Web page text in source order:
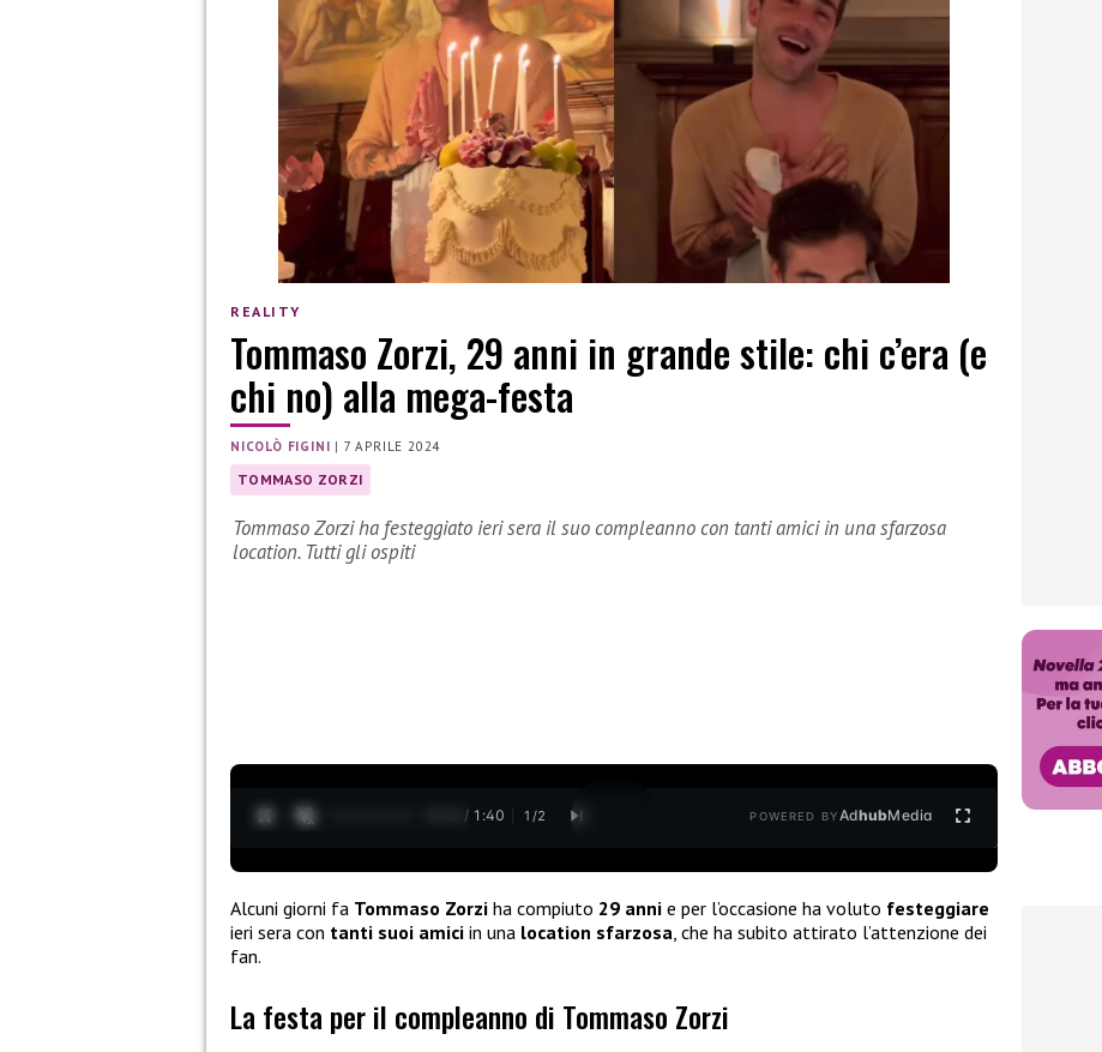
REALITY
Tommaso Zorzi, 29 anni in grande stile: chi c’era (e
chi no) alla mega-festa
NICOLÒ FIGINI | 7 APRILE 2024
TOMMASO ZORZI
Tommaso Zorzi ha festeggiato ieri sera il suo compleanno con tanti amici in una sfarzosa
location. Tutti gli ospiti
0:14 / 1:40 1 /2 POWERED BYAdhubMedia
Alcuni giorni fa Tommaso Zorzi ha compiuto 29 anni e per l’occasione ha voluto festeggiare
ieri sera con tanti suoi amici in una location sfarzosa , che ha subito attirato l’attenzione dei
fan.
La festa per il compleanno di Tommaso Zorzi